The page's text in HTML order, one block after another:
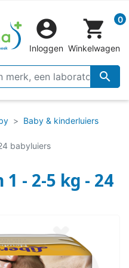


Inloggen
shopping_cart 0
Winkelwagen
Baby & kinderluiers
babyluiers
- 2-5 kg - 24